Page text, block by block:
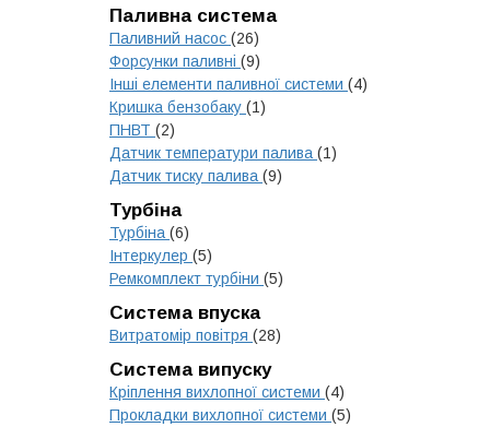
Паливна система
Паливний насос (26)
Форсунки паливні (9)
Інші елементи паливної системи (4)
Кришка бензобаку (1)
ПНВТ (2)
Датчик температури палива (1)
Датчик тиску палива (9)
Турбіна
Турбіна (6)
Інтеркулер (5)
Ремкомплект турбіни (5)
Система впуска
Витратомір повітря (28)
Система випуску
Кріплення вихлопної системи (4)
Прокладки вихлопної системи (5)